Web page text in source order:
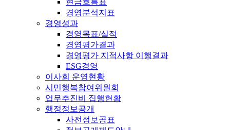
경영분석지표
경영성과
경영목표/실적
경영평가결과
경영평가 지적사항 이행결과
ESG경영
이사회 운영현황
시민행복참여위원회
업무추진비 집행현황
행정정보공개
사전정보공표